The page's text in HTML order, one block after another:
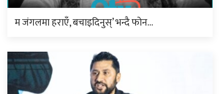
म जंगलमा हराएँ, बचाइदिनुस्’ भन्दै फोन…